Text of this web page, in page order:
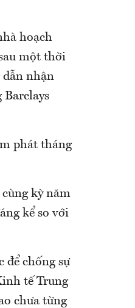
hoạch
một thời
dẫn nhận
phát tháng
kỳ năm
kể so với
để chống sự
tế Trung
chưa từng